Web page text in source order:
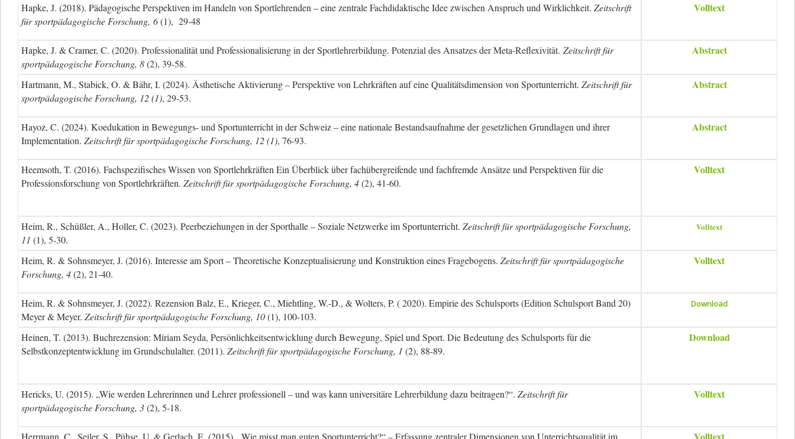
Hapke, J. (2018). Pädagogische Perspektiven im Handeln von Sportlehrenden – eine zentrale Fachdidaktische Idee zwischen Anspruch und Wirklichkeit. Zeitschrift
für sportpädagogische Forschung, 6(1), 29-48
Volltext
Hapke, J. & Cramer, C. (2020). Professionalität und Professionalisierung in der Sportlehrerbildung. Potenzial des Ansatzes der Meta-Reflexivität. Zeitschrift für
sportpädagogische Forschung, 8(2), 39-58.
Abstract
Hartmann, M., Stabick, O. & Bähr, I. (2024). Ästhetische Aktivierung – Perspektive von Lehrkräften auf eine Qualitätsdimension von Sportunterricht. Zeitschrift für
sportpädagogische Forschung, 12 (1), 29-53.
Abstract
Hayoz, C. (2024). Koedukation in Bewegungs- und Sportunterricht in der Schweiz – eine nationale Bestandsaufnahme der gesetzlichen Grundlagen und ihrer
Implementation. Zeitschrift für sportpädagogische Forschung, 12 (1), 76-93.
Abstract
Heemsoth, T. (2016). Fachspezifisches Wissen von Sportlehrkräften Ein Überblick über fachübergreifende und fachfremde Ansätze und Perspektiven für die
Professionsforschung von Sportlehrkräften. Zeitschrift für sportpädagogische Forschung, 4(2), 41-60.
Volltext
Heim, R., Schüßler, A., Holler, C. (2023). Peerbeziehungen in der Sporthalle – Soziale Netzwerke im Sportunterricht. Zeitschrift für sportpädagogische Forschung,
11 (1), 5-30.
Volltext
Heim, R. & Sohnsmeyer, J. (2016). Interesse am Sport – Theoretische Konzeptualisierung und Konstruktion eines Fragebogens. Zeitschrift für sportpädagogische
Forschung, 4(2), 21-40.
Volltext
Heim, R. & Sohnsmeyer, J. (2022). Rezension Balz, E., Krieger, C., Miehtling, W.-D., & Wolters, P. ( 2020). Empirie des Schulsports (Edition Schulsport Band 20)
Meyer & Meyer. Zeitschrift für sportpädagogische Forschung, 10(1), 100-103.
Download
Heinen, T. (2013). Buchrezension: Miriam Seyda, Persönlichkeitsentwicklung durch Bewegung, Spiel und Sport. Die Bedeutung des Schulsports für die
Selbstkonzeptentwicklung im Grundschulalter. (2011). Zeitschrift für sportpädagogische Forschung, 1 (2), 88-89.
Download
Hericks, U. (2015). „Wie werden Lehrerinnen und Lehrer professionell – und was kann universitäre Lehrerbildung dazu beitragen?“. Zeitschrift für
sportpädagogische Forschung, 3(2), 5-18.
Volltext
Herrmann, C., Seiler, S., Pühse, U. & Gerlach, E. (2015). „Wie misst man guten Sportunterricht?“ – Erfassung zentraler Dimensionen von Unterrichtsqualität im